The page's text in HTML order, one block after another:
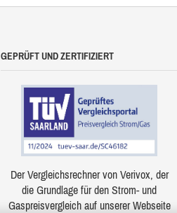
GEPRÜFT UND ZERTIFIZIERT
Der Vergleichsrechner von Verivox, der
die Grundlage für den Strom- und
Gaspreisvergleich auf unserer Webseite